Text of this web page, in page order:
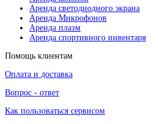
Аренда светодиодного экрана
Аренда Микрофонов
Аренда плазм
Аренда спортивного инвентаря
Помощь клиентам
Оплата и доставка
Вопрос - ответ
Как пользоваться сервисом